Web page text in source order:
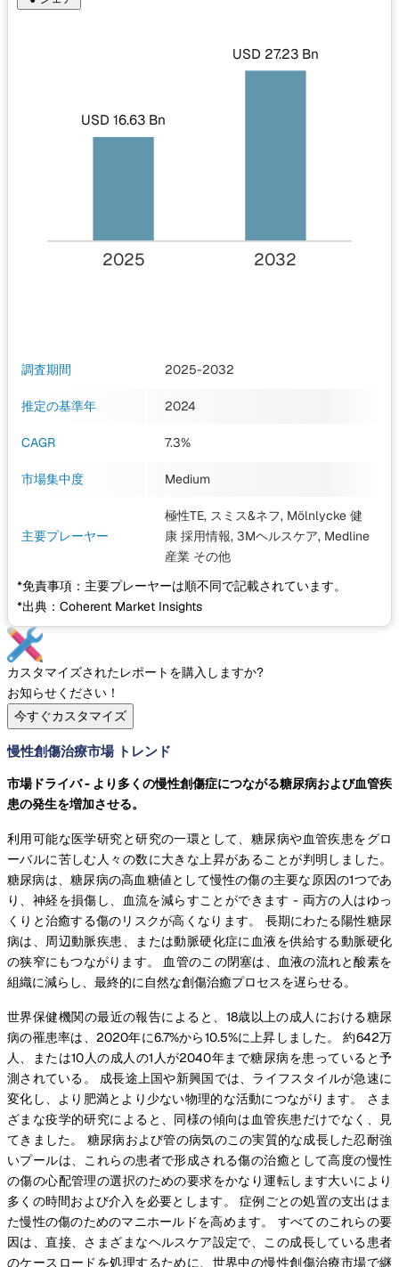
USD 16.63 Bn
USD 27.23 Bn
2025 2032
調査期間 2025-2032
推定の基準年 2024
CAGR 7.3%
市場集中度 Medium
主要プレーヤー
極性TE, スミス&ネフ, Mölnlycke 健
康 採用情報, 3Mヘルスケア, Medline
産業 その他
*免責事項：主要プレーヤーは順不同で記載されています。
*出典：Coherent Market Insights
カスタマイズされたレポートを購入しますか?
お知らせください！
今すぐカスタマイズ
慢性創傷治療市場 トレンド
市場ドライバ - より多くの慢性創傷症につながる糖尿病および血管疾
患の発生を増加させる。
利用可能な医学研究と研究の一環として、糖尿病や血管疾患をグロ
ーバルに苦しむ人々の数に大きな上昇があることが判明しました。
糖尿病は、糖尿病の高血糖値として慢性の傷の主要な原因の1つであ
り、神経を損傷し、血流を減らすことができます - 両方の人はゆっ
くりと治癒する傷のリスクが高くなります。 長期にわたる陽性糖尿
病は、周辺動脈疾患、または動脈硬化症に血液を供給する動脈硬化
の狭窄にもつながります。 血管のこの閉塞は、血液の流れと酸素を
組織に減らし、最終的に自然な創傷治癒プロセスを遅らせる。
世界保健機関の最近の報告によると、18歳以上の成人における糖尿
病の罹患率は、2020年に6.7%から10.5%に上昇しました。 約642万
人、または10人の成人の1人が2040年まで糖尿病を患っていると予
測されている。 成長途上国や新興国では、ライフスタイルが急速に
変化し、より肥満とより少ない物理的な活動につながります。 さま
ざまな疫学的研究によると、同様の傾向は血管疾患だけでなく、見
てきました。 糖尿病および管の病気のこの実質的な成長した忍耐強
いプールは、これらの患者で形成される傷の治癒として高度の慢性
の傷の心配管理の選択のための要求をかなり運転します大いにより
多くの時間および介入を必要とします。 症例ごとの処置の支出はま
た慢性の傷のためのマニホールドを高めます。 すべてのこれらの要
因は、直接、さまざまなヘルスケア設定で、この成長している患者
のケースロードを処理するために、世界中の慢性創傷治療市場で継